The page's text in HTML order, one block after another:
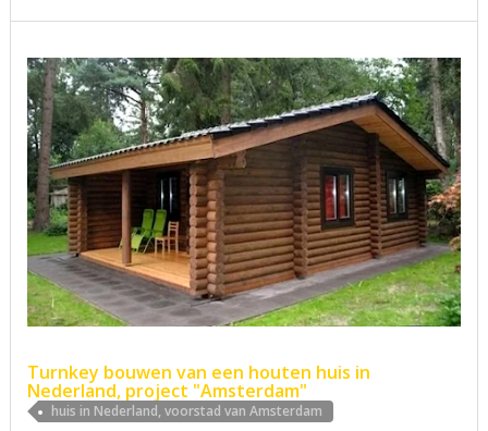
Turnkey bouwen van een houten huis in
Nederland, project "Amsterdam"
huis in Nederland, voorstad van Amsterdam